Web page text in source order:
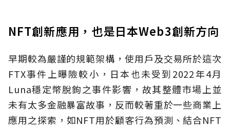
NFT創新應用，也是日本Web3創新方向
早期較為嚴謹的規範架構，使用戶及交易所於這次
FTX事件上曝險較小，日本也未受到2022年4月
Luna穩定幣脫鉤之事件影響，故其整體市場上並
未有太多金融暴富故事，反而較著重於一些商業上
應用之探索，如NFT用於顧客行為預測、結合NFT